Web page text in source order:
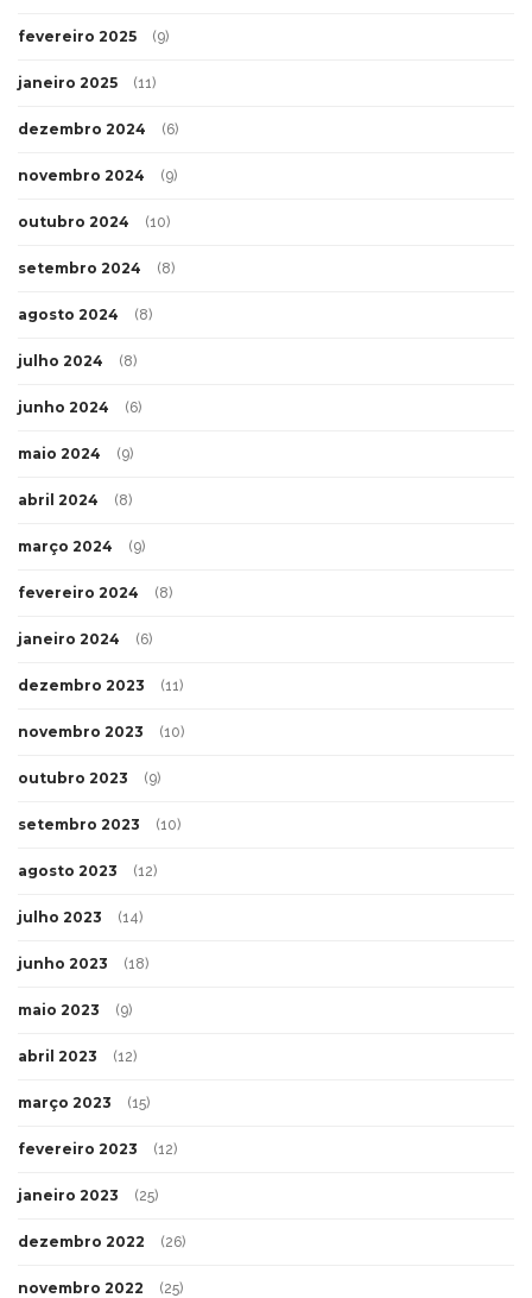
fevereiro 2025 (9)
janeiro 2025 (11)
dezembro 2024 (6)
novembro 2024 (9)
outubro 2024 (10)
setembro 2024 (8)
agosto 2024 (8)
julho 2024 (8)
junho 2024 (6)
maio 2024 (9)
abril 2024 (8)
março 2024 (9)
fevereiro 2024 (8)
janeiro 2024 (6)
dezembro 2023 (11)
novembro 2023 (10)
outubro 2023 (9)
setembro 2023 (10)
agosto 2023 (12)
julho 2023 (14)
junho 2023 (18)
maio 2023 (9)
abril 2023 (12)
março 2023 (15)
fevereiro 2023 (12)
janeiro 2023 (25)
dezembro 2022 (26)
novembro 2022 (25)